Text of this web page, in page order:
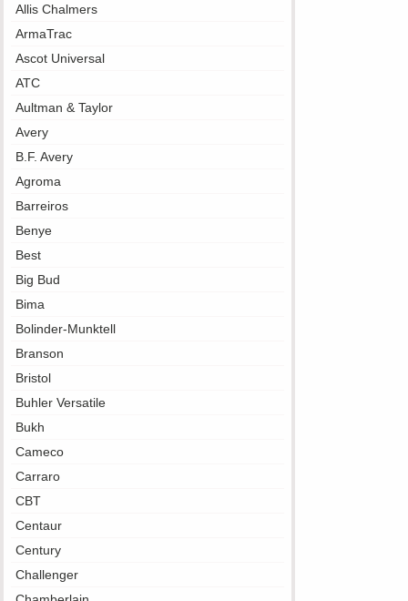
Allis Chalmers
ArmaTrac
Ascot Universal
ATC
Aultman & Taylor
Avery
B.F. Avery
Agroma
Barreiros
Benye
Best
Big Bud
Bima
Bolinder-Munktell
Branson
Bristol
Buhler Versatile
Bukh
Cameco
Carraro
CBT
Centaur
Century
Challenger